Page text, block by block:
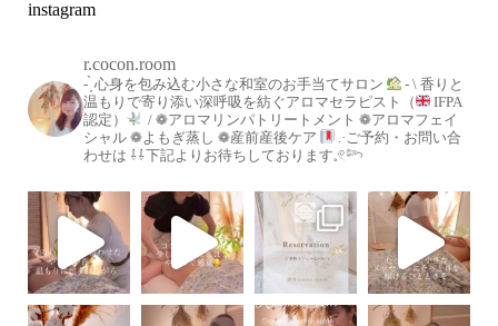
instagram
r.cocon.room
- ̗̀ 心身を包み込む小さな和室のお手当てサロン -\ 香りと
温もりで寄り添い深呼吸を紡ぐアロマセラピスト（
IFPA
認定）
/❁アロマリンパトリートメント ❁アロマフェイ
シャル❁よもぎ蒸し ❁産前産後ケア
.·ご予約・お問い合
わせは ⇩⇩下記よりお待ちしております𓈒𓏲𓆸